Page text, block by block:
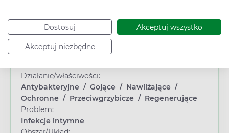
Dostosuj Akceptuj wszystko
Akceptuj niezbędne
Wyrób medyczny
Dorosły / Senior
Płeć:
Działanie/właściwości:
Antybakteryjne / Gojące / Nawilżające /
Ochronne / Przeciwgrzybicze / Regenerujące
Problem:
Infekcje intymne